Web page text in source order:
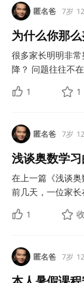
匿名爸 7岁
为什么你那
很多家长明明非
降？ 问题往往不
1
1
匿名爸 7岁
浅谈奥数学
在上一篇《浅谈
前几天，一位家
1
匿名爸 7岁